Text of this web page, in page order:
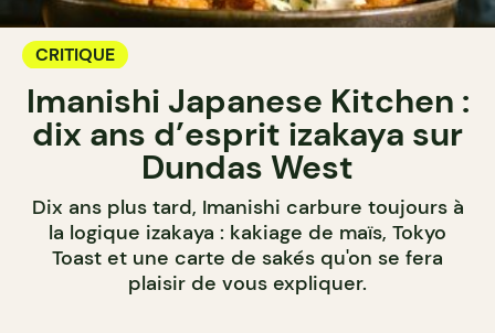
CRITIQUE
Imanishi Japanese Kitchen :
dix ans d’esprit izakaya sur
Dundas West
Dix ans plus tard, Imanishi carbure toujours à
la logique izakaya : kakiage de maïs, Tokyo
Toast et une carte de sakés qu'on se fera
plaisir de vous expliquer.